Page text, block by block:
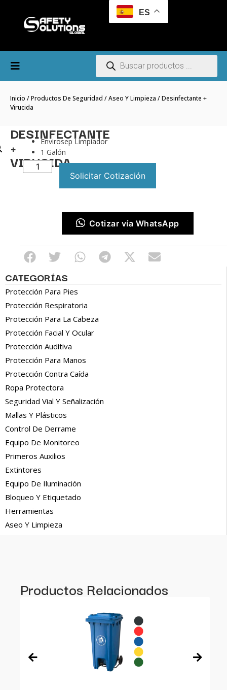
ES
Inicio /Productos De Seguridad /Aseo Y Limpieza / Desinfectante +
Virucida
CATEGORÍAS
Protección Para Pies
Protección Respiratoria
Protección Para La Cabeza
Protección Facial Y Ocular
Protección Auditiva
Protección Para Manos
Protección Contra Caída
Ropa Protectora
Seguridad Vial Y Señalización
Mallas Y Plásticos
Control De Derrame
Equipo De Monitoreo
Primeros Auxilios
Extintores
Equipo De Iluminación
Bloqueo Y Etiquetado
Herramientas
Aseo Y Limpieza
DESINFECTANTE
+
VIRUCIDA
Envirosep Limpiador
1 Galón
Solicitar Cotización
Cotizar vía WhatsApp
Productos Relacionados